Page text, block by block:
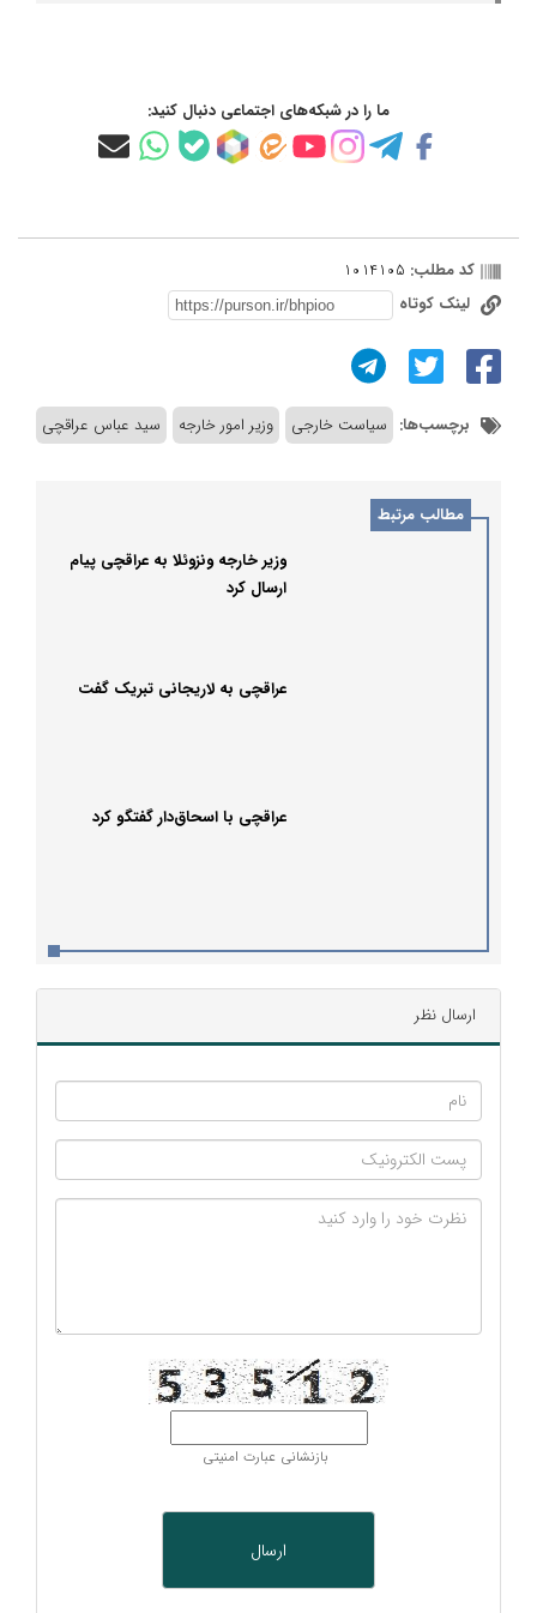
ما را در شبکه‌های اجتماعی دنبال کنید:
کد مطلب: 1014105
لینک کوتاه
برچسب‌ها: سیاست خارجی وزیر امور خارجه سید عباس عراقچی
مطالب مرتبط
وزیر خارجه ونزوئلا به عراقچی پیام
ارسال کرد
عراقچی به لاریجانی تبریک گفت
عراقچی با اسحاق‌دار گفتگو کرد
ارسال نظر
بازنشانی عبارت امنیتی